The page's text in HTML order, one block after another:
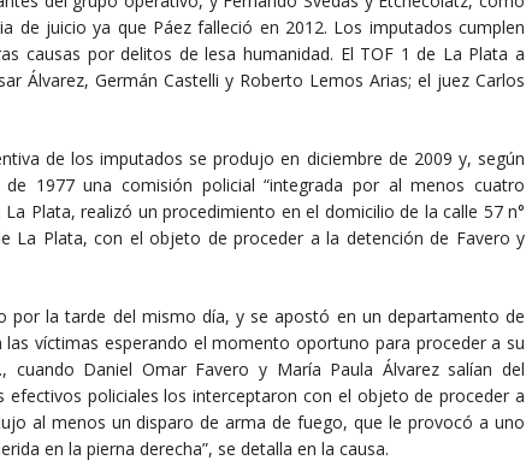
de juicio ya que Páez falleció en 2012. Los imputados cumplen
causas por delitos de lesa humanidad. El TOF 1 de La Plata a
Álvarez, Germán Castelli y Roberto Lemos Arias; el juez Carlos
de los imputados se produjo en diciembre de 2009 y, según
1977 una comisión policial “integrada por al menos cuatro
Plata, realizó un procedimiento en el domicilio de la calle 57 n°
La Plata, con el objeto de proceder a la detención de Favero y
por la tarde del mismo día, y se apostó en un departamento de
víctimas esperando el momento oportuno para proceder a su
cuando Daniel Omar Favero y María Paula Álvarez salían del
efectivos policiales los interceptaron con el objeto de proceder a
al menos un disparo de arma de fuego, que le provocó a uno
en la pierna derecha”, se detalla en la causa.